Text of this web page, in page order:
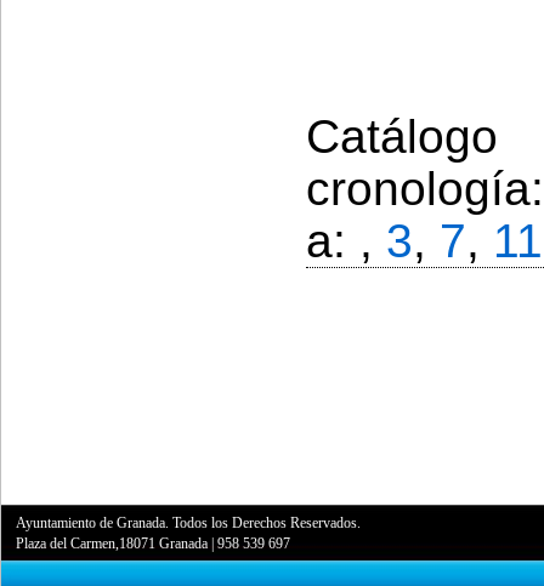
a: , 3, 7, 11
Ayuntamiento de Granada. Todos los Derechos Reservados.
Plaza del Carmen,18071 Granada |958 539 697